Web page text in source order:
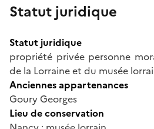
Statut juridique
Statut juridique
propriété privée personne
de la Lorraine et du musée
Anciennes appartenances
Goury Georges
Lieu de conservation